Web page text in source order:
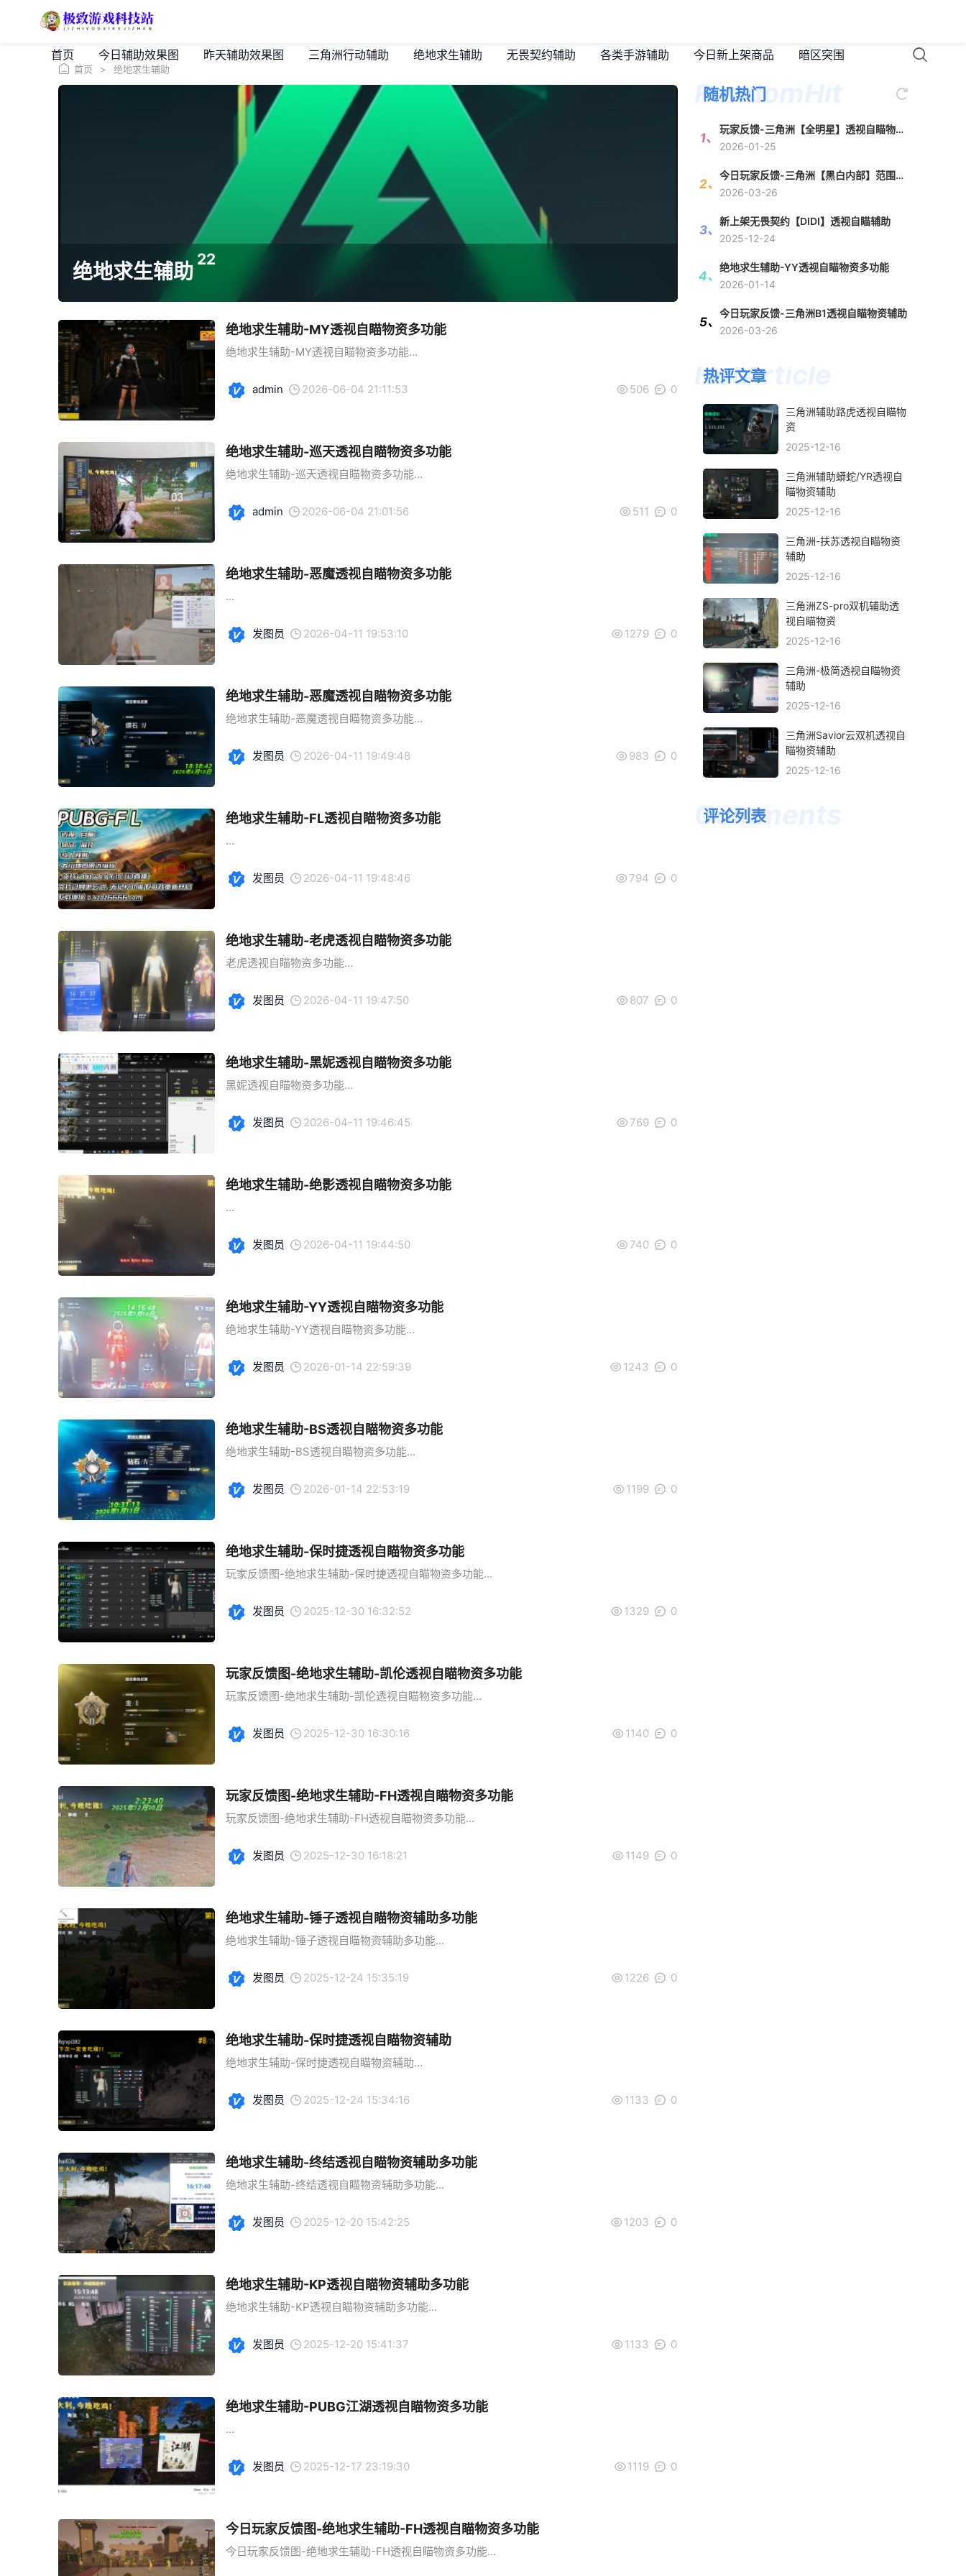
首页 今日辅助效果图 昨天辅助效果图 三角洲行动辅助 绝地求生辅助 无畏契约辅助 各类手游辅助 今日新上架商品 暗区突围
首页 > 绝地求生辅助
绝地求生辅助
22
绝地求生辅助-MY透视自瞄物资多功能
绝地求生辅助-MY透视自瞄物资多功能...
admin 2026-06-04 21:11:53 506 0
绝地求生辅助-巡天透视自瞄物资多功能
绝地求生辅助-巡天透视自瞄物资多功能...
admin 2026-06-04 21:01:56 511 0
绝地求生辅助-恶魔透视自瞄物资多功能
...
发图员 2026-04-11 19:53:10 1279 0
绝地求生辅助-恶魔透视自瞄物资多功能
绝地求生辅助-恶魔透视自瞄物资多功能...
发图员 2026-04-11 19:49:48 983 0
绝地求生辅助-FL透视自瞄物资多功能
...
发图员 2026-04-11 19:48:46 794 0
绝地求生辅助-老虎透视自瞄物资多功能
老虎透视自瞄物资多功能...
发图员 2026-04-11 19:47:50 807 0
绝地求生辅助-黑妮透视自瞄物资多功能
黑妮透视自瞄物资多功能...
发图员 2026-04-11 19:46:45 769 0
绝地求生辅助-绝影透视自瞄物资多功能
...
发图员 2026-04-11 19:44:50 740 0
绝地求生辅助-YY透视自瞄物资多功能
绝地求生辅助-YY透视自瞄物资多功能...
发图员 2026-01-14 22:59:39 1243 0
绝地求生辅助-BS透视自瞄物资多功能
绝地求生辅助-BS透视自瞄物资多功能...
发图员 2026-01-14 22:53:19 1199 0
绝地求生辅助-保时捷透视自瞄物资多功能
玩家反馈图-绝地求生辅助-保时捷透视自瞄物资多功能...
发图员 2025-12-30 16:32:52 1329 0
玩家反馈图-绝地求生辅助-凯伦透视自瞄物资多功能
玩家反馈图-绝地求生辅助-凯伦透视自瞄物资多功能...
发图员 2025-12-30 16:30:16 1140 0
玩家反馈图-绝地求生辅助-FH透视自瞄物资多功能
玩家反馈图-绝地求生辅助-FH透视自瞄物资多功能...
发图员 2025-12-30 16:18:21 1149 0
绝地求生辅助-锤子透视自瞄物资辅助多功能
绝地求生辅助-锤子透视自瞄物资辅助多功能...
发图员 2025-12-24 15:35:19 1226 0
绝地求生辅助-保时捷透视自瞄物资辅助
绝地求生辅助-保时捷透视自瞄物资辅助...
发图员 2025-12-24 15:34:16 1133 0
绝地求生辅助-终结透视自瞄物资辅助多功能
绝地求生辅助-终结透视自瞄物资辅助多功能...
发图员 2025-12-20 15:42:25 1203 0
绝地求生辅助-KP透视自瞄物资辅助多功能
绝地求生辅助-KP透视自瞄物资辅助多功能...
发图员 2025-12-20 15:41:37 1133 0
绝地求生辅助-PUBG江湖透视自瞄物资多功能
...
发图员 2025-12-17 23:19:30 1119 0
今日玩家反馈图-绝地求生辅助-FH透视自瞄物资多功能
今日玩家反馈图-绝地求生辅助-FH透视自瞄物资多功能...
随机热门
玩家反馈-三角洲【全明星】透视自瞄物资
辅助
2026-01-25
今日玩家反馈-三角洲【黑白内部】范围自
瞄
2026-03-26
新上架无畏契约【DIDI】透视自瞄辅助
2025-12-24
绝地求生辅助-YY透视自瞄物资多功能
2026-01-14
今日玩家反馈-三角洲B1透视自瞄物资辅助
2026-03-26
热评文章
三角洲辅助路虎透视自瞄物
资
2025-12-16
三角洲辅助蟒蛇/YR透视自
瞄物资辅助
2025-12-16
三角洲-扶苏透视自瞄物资
辅助
2025-12-16
三角洲ZS-pro双机辅助透
视自瞄物资
2025-12-16
三角洲-极简透视自瞄物资
辅助
2025-12-16
三角洲Savior云双机透视自
瞄物资辅助
2025-12-16
评论列表